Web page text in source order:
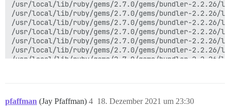
/usr/local/lib/ruby/gems/2.7.0/gems/bundler-
/usr/local/lib/ruby/gems/2.7.0/gems/bundler-
/usr/local/lib/ruby/gems/2.7.0/gems/bundler-
/usr/local/lib/ruby/gems/2.7.0/gems/bundler-2.2.26/
/usr/local/lib/ruby/gems/2.7.0/gems/bundler-2.2.26/
/usr/local/lib/ruby/gems/2.7.0/gems/bundler-
/usr/local/lib/ruby/gems/2.7.0/gems/bundler-
/usr/local/lib/ruby/gems/2.7.0/gems/bundler-2.2.26/
pfaffman (Jay Pfaffman) 18. Dezember 2021 um 23:30
4